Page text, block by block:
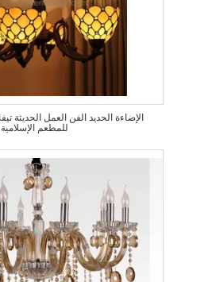
الإضاءة الحديد الفن العمل الحديثة
للمطعم الإسلامية